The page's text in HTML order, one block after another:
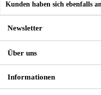
Kunden haben sich ebenfalls
Newsletter
Über uns
Informationen